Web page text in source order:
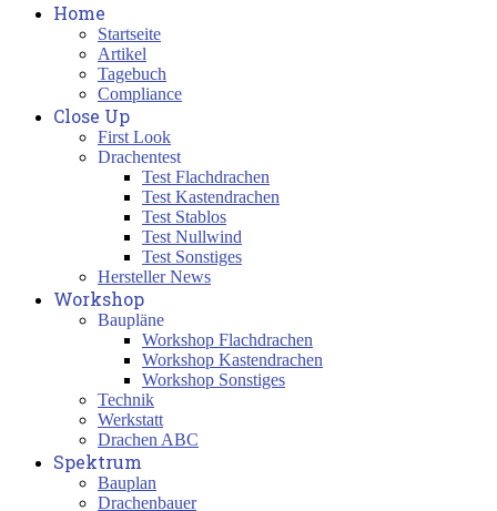
Home
Startseite
Artikel
Tagebuch
Compliance
Close Up
First Look
Drachentest
Test Flachdrachen
Test Kastendrachen
Test Stablos
Test Nullwind
Test Sonstiges
Hersteller News
Workshop
Baupläne
Workshop Flachdrachen
Workshop Kastendrachen
Workshop Sonstiges
Technik
Werkstatt
Drachen ABC
Spektrum
Bauplan
Drachenbauer